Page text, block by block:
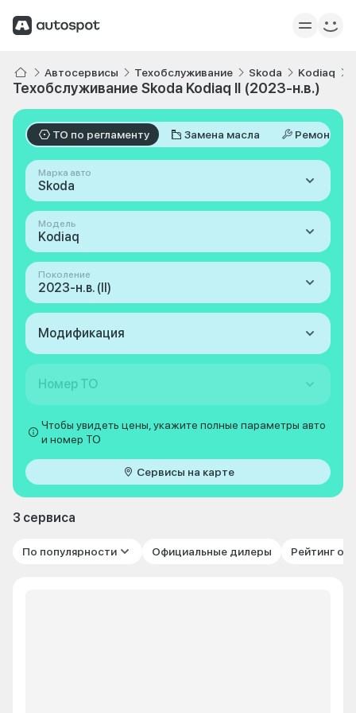
Автосервисы Техобслуживание Skoda Kodiaq
Техобслуживание Skoda Kodiaq II (2023-н.в.)
ТО по регламенту Замена масла Ремонт
Марка авто
Skoda
Модель
Kodiaq
Поколение
2023-н.в. (II)
Модификация
Номер ТО
Чтобы увидеть цены, укажите полные параметры авто
и номер ТО
Сервисы на карте
3 сервиса
По популярности Официальные дилеры Рейтинг